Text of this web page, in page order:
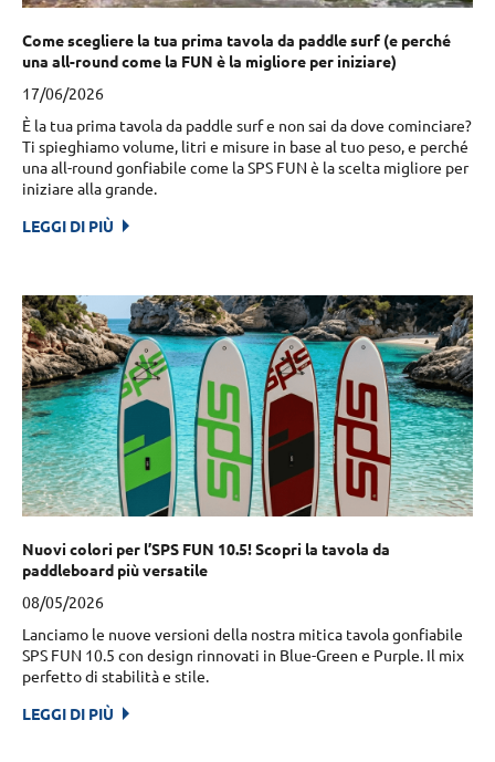
Come scegliere la tua prima tavola da paddle surf (e perché
una all-round come la FUN è la migliore per iniziare)
17/06/2026
È la tua prima tavola da paddle surf e non sai da dove cominciare?
Ti spieghiamo volume, litri e misure in base al tuo peso, e perché
una all-round gonfiabile come la SPS FUN è la scelta migliore per
iniziare alla grande.
LEGGI DI PIÙ
Nuovi colori per l’SPS FUN 10.5! Scopri la tavola da
paddleboard più versatile
08/05/2026
Lanciamo le nuove versioni della nostra mitica tavola gonfiabile
SPS FUN 10.5 con design rinnovati in Blue-Green e Purple. Il mix
perfetto di stabilità e stile.
LEGGI DI PIÙ